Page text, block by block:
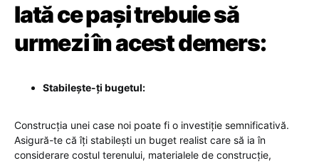
Iată ce pași trebuie să
urmezi în acest demers:
Stabilește-ți bugetul:
Construcția unei case noi poate fi o investiție semnificativă.
Asigură-te că îți stabilești un buget realist care să ia în
considerare costul terenului, materialele de construcție,